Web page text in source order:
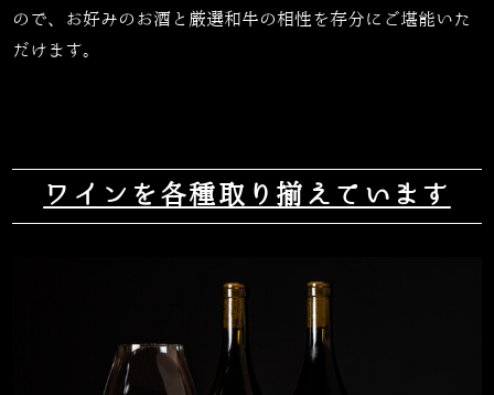
ので、お好みのお酒と厳選和牛の相性を存分にご堪能いた
だけます。
ワインを各種取り揃えています